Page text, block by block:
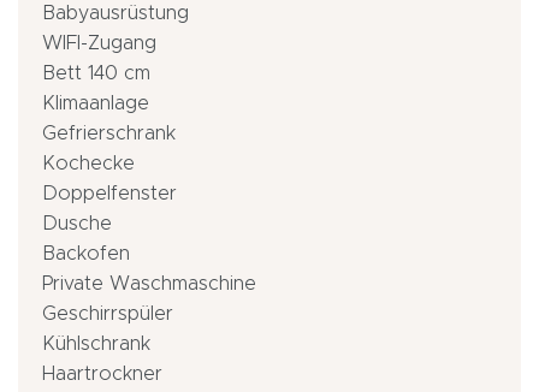
Babyausrüstung
WIFI-Zugang
Bett 140 cm
Klimaanlage
Gefrierschrank
Kochecke
Doppelfenster
Dusche
Backofen
Private Waschmaschine
Geschirrspüler
Kühlschrank
Haartrockner